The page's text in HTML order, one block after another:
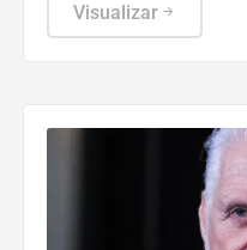
Visualizar